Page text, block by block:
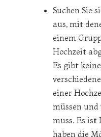
Suchen Sie
aus, mit
einem
Hochzeit
Es gibt
einer
müssen
muss. Es ist
haben die